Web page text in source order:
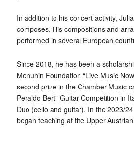
In addition to his concert activity,
composes. His compositions and
performed in several European
Since 2018, he has been a
Menuhin Foundation “Live Music
second prize in the Chamber Music
Peraldo Bert” Guitar Competition in
Duo (cello and guitar). In the 2023/
began teaching at the Upper